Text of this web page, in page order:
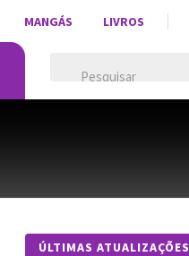
MANGÁS LIVROS
ÚLTIMAS ATUALIZAÇÕES